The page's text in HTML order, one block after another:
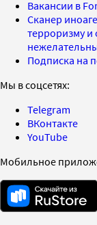
Вакансии в
Сканер
терроризму и
Подписка на
Мы в соцсетях:
Telegram
ВКонтакте
YouTube
Мобильное